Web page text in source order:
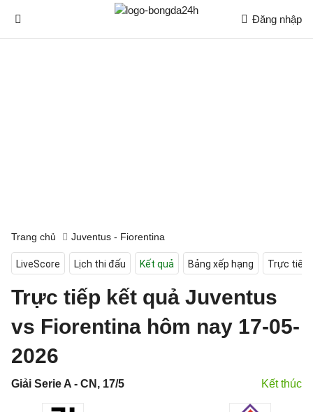
Đăng nhập
Trang chủ Juventus - Fiorentina
LiveScore Lịch thi đấu Kết quả Bảng xếp hạng Trực tiếp
Trực tiếp kết quả Juventus
vs Fiorentina hôm nay 17-05-
2026
Giải Serie A - CN, 17/5 Kết thúc